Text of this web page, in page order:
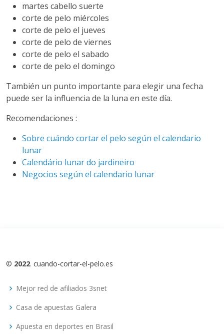
martes cabello suerte
corte de pelo miércoles
corte de pelo el jueves
corte de pelo de viernes
corte de pelo el sabado
corte de pelo el domingo
También un punto importante para elegir una fecha
puede ser la influencia de la luna en este día.
Recomendaciones :
Sobre cuándo cortar el pelo según el calendario
lunar
Calendário lunar do jardineiro
Negocios según el calendario lunar
© 2022. cuando-cortar-el-pelo.es
Mejor red de afiliados 3snet
Casa de apuestas Galera
Apuesta en deportes en Brasil